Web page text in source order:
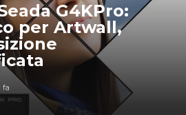
G4KPro:
per Artwall,
fa